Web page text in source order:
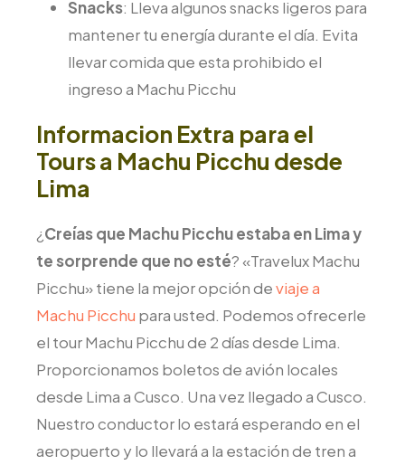
Snacks: Lleva algunos snacks ligeros para
mantener tu energía durante el día. Evita
llevar comida que esta prohibido el
ingreso a Machu Picchu
Informacion Extra para el
Tours a Machu Picchu desde
Lima
¿Creías que Machu Picchu estaba en Lima y
te sorprende que no esté? «Travelux Machu
Picchu» tiene la mejor opción deviaje a
Machu Picchu para usted. Podemos ofrecerle
el tour Machu Picchu de 2 días desde Lima.
Proporcionamos boletos de avión locales
desde Lima a Cusco. Una vez llegado a Cusco.
Nuestro conductor lo estará esperando en el
aeropuerto y lo llevará a la estación de tren a